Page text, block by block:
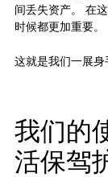
间丢失资产。 在
时候都更加重要。
这就是我们一展身
我们的
活保驾